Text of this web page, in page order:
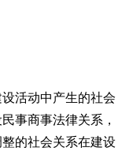
活动中产生的社会
事商事法律关系，
的社会关系在建设